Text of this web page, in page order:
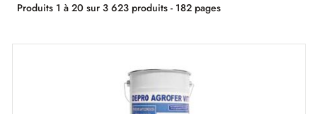
Produits 1 à 20 sur 3 623 produits - 182 pages